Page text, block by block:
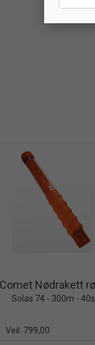
Solas 74 - 300m - 40s
Veil. 799,00